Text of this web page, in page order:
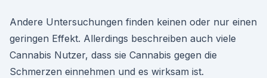
Andere Untersuchungen finden keinen oder nur einen
geringen Effekt. Allerdings beschreiben auch viele
Cannabis Nutzer, dass sie Cannabis gegen die
Schmerzen einnehmen und es wirksam ist.